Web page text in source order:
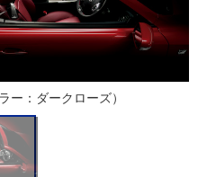
ー：ダークローズ）